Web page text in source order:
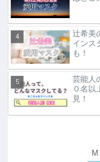
辻希美
インス
も！
芸能人
０名以
見！